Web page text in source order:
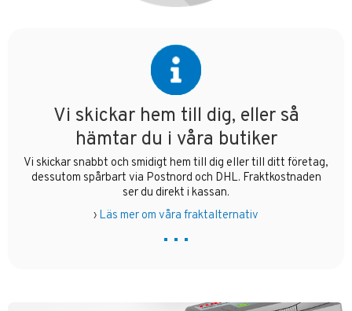
Vi skickar hem till dig, eller så
hämtar du i våra butiker
Vi skickar snabbt och smidigt hem till dig eller till ditt företag,
dessutom spårbart via Postnord och DHL. Fraktkostnaden
ser du direkt i kassan.
› Läs mer om våra fraktalternativ